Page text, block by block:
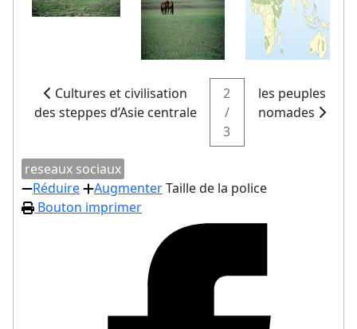
Cultures et civilisation
des steppes d’Asie centrale
2
/
3
les peuples
nomades
reseaux sociaux
Réduire
AugmenterTaille de la police
Bouton imprimer